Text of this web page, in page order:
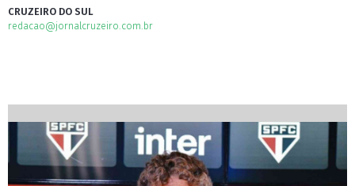
CRUZEIRO DO SUL
redacao@jornalcruzeiro.com.br